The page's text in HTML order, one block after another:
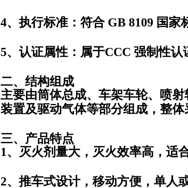
4、执行标准 ：符合 GB 8109 国家
5、认证属性 ：属于CCC 强制性认
二、结构组成
主要由筒体总成、车架车轮、喷
装置及驱动气体等部分组成，整体
三、产品特点
1、灭火剂量大，灭火效率高，适
2、推车式设计，移动方便，单人